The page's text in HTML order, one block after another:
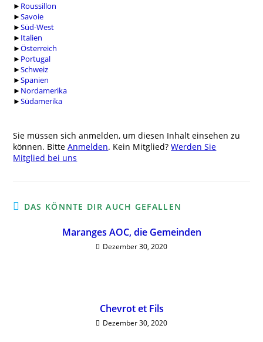
► Roussillon
►Savoie
►Süd-West
► Italien
►Österreich
► Portugal
►Schweiz
►Spanien
► Nordamerika
►Südamerika
Sie müssen sich anmelden, um diesen Inhalt einsehen zu
können. BitteAnmelden. Kein Mitglied?Werden Sie
Mitglied bei uns
DAS KÖNNTE DIR AUCH GEFALLEN
Maranges AOC, die Gemeinden
Dezember 30, 2020
Chevrot et Fils
Dezember 30, 2020